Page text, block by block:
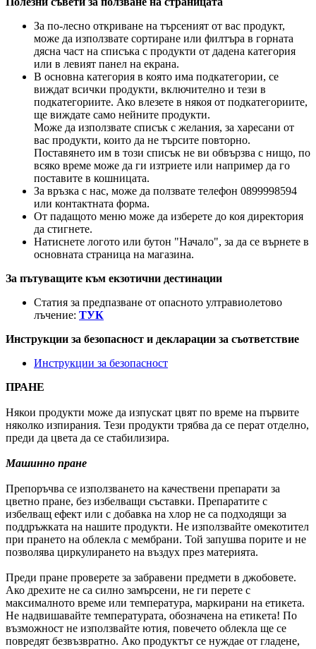
За по-лесно откриване на търсеният от вас продукт,
може да използвате сортиране или филтъра в горната
дясна част на списъка с продукти от дадена категория
или в левият панел на екрана.
В основна категория в която има подкатегории, се
виждат всички продукти, включително и тези в
подкатегориите. Ако влезете в някоя от подкатегориите,
ще виждате само нейните продукти.
Може да използвате списък с желания, за харесани от
вас продукти, които да не търсите повторно.
Поставянето им в този списък не ви обвързва с нищо, по
всяко време може да ги изтриете или например да го
поставите в кошницата.
За връзка с нас, може да ползвате телефон 0899998594
или контактната форма.
От падащото меню може да изберете до коя директория
да стигнете.
Натиснете логото или бутон "Начало", за да се върнете в
основната страница на магазина.
За пътуващите към екзотични дестинации
Статия за предпазване от опасното ултравиолетово
лъчение: ТУК
Инструкции за безопасност и декларации за съответствие
Инструкции за безопасност
ПРАНЕ
Някои продукти може да изпускат цвят по време на първите
няколко изпирания. Тези продукти трябва да се перат отделно,
преди да цвета да се стабилизира.
Машинно пране
Препоръчва се използването на качествени препарати за
цветно пране, без избелващи съставки. Препаратите с
избелващ ефект или с добавка на хлор не са подходящи за
поддръжката на нашите продукти. Не използвайте омекотител
при прането на облекла с мембрани. Той запушва порите и не
позволява циркулирането на въздух през материята.
Преди пране проверете за забравени предмети в джобовете.
Ако дрехите не са силно замърсени, не ги перете с
максималното време или температура, маркирани на етикета.
Не надвишавайте температурата, обозначена на етикета! По
възможност не използвайте ютия, повечето облекла ще се
повредят безвъзвратно. Ако продуктът се нуждае от гладене,